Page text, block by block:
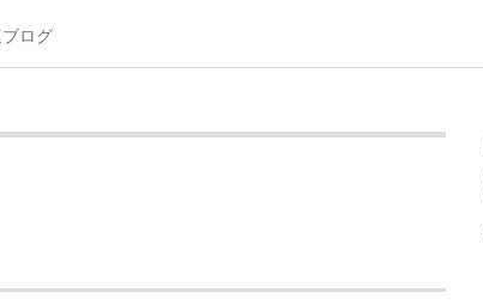
ログ